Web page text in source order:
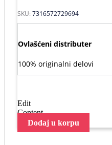
SKU:7316572729694
Ovlašćeni distributer
100% originalni delovi
Edit
Content
Dodaj u korpu